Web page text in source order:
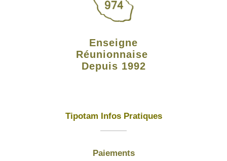
Enseigne
Réunionnaise
Depuis 1992
Tipotam Infos Pratiques
Paiements